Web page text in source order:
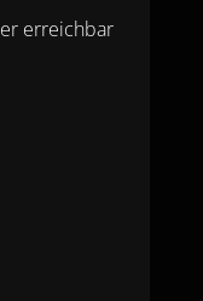
erreichbar